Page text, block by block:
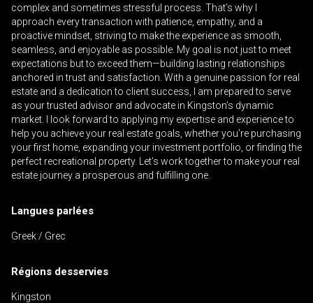
En cliquant sur le bouton « soumettre », vous
consentez à nos conditions d'utilisation et vous
nous fournissez l'autorisation écrite de
communiquer avec vous.
complex and sometimes stressful process. That’s why I
approach every transaction with patience, empathy, and a
proactive mindset, striving to make the experience as smooth,
seamless, and enjoyable as possible. My goal is not just to meet
expectations but to exceed them—building lasting relationships
anchored in trust and satisfaction. With a genuine passion for real
estate and a dedication to client success, I am prepared to serve
as your trusted advisor and advocate in Kingston’s dynamic
market. I look forward to applying my expertise and experience to
help you achieve your real estate goals, whether you’re purchasing
your first home, expanding your investment portfolio, or finding the
perfect recreational property. Let’s work together to make your real
estate journey a prosperous and fulfilling one.
Langues parlées
Greek / Grec
Régions desservies
Kingston